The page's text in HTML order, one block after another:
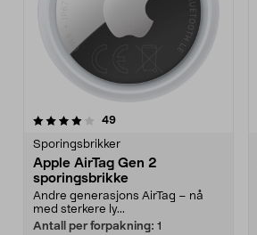
49anmeldelser
Sporingsbrikker
Apple AirTag Gen 2
sporingsbrikke
Andre generasjons AirTag – nå
med sterkere ly...
Antall per forpakning: 1
4.0av 5 stjerner